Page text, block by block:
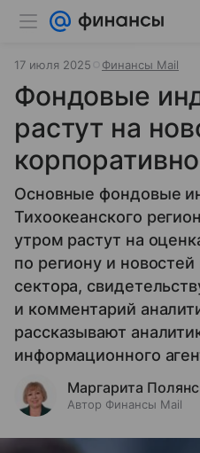
17 июля 2025 Финансы Mail
Фондовые
растут на
Основные фондовые
Тихоокеанского
утром растут на
по региону и
сектора,
и комментарий
рассказывают
информационного
Маргарита
Автор Финансы Mail